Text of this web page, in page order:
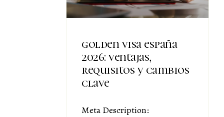
golden visa españa
2026: ventajas,
requisitos y cambios
clave
Meta Description: